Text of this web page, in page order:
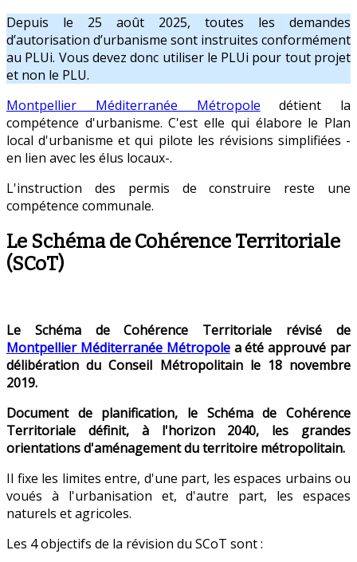
Depuis le 25 août 2025, toutes les demandes
d’autorisation d’urbanisme sont instruites conformément
au PLUi. Vous devez donc utiliser le PLUi pour tout projet
et non le PLU.
Montpellier Méditerranée Métropole détient la
compétence d'urbanisme. C'est elle qui élabore le Plan
local d'urbanisme et qui pilote les révisions simplifiées -
en lien avec les élus locaux-.
L'instruction des permis de construire reste une
compétence communale.
Le Schéma de Cohérence Territoriale
(SCoT)
Le Schéma de Cohérence Territoriale révisé de
Montpellier Méditerranée Métropolea été approuvé par
délibération du Conseil Métropolitain le 18 novembre
2019.
Document de planification, le Schéma de Cohérence
Territoriale définit, à l'horizon 2040, les grandes
orientations d'aménagement du territoire métropolitain.
Il fixe les limites entre, d'une part, les espaces urbains ou
voués à l'urbanisation et, d'autre part, les espaces
naturels et agricoles.
Les 4 objectifs de la révision du SCoT sont :